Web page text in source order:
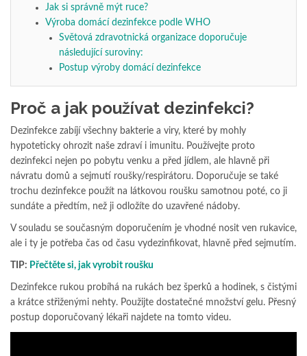
Jak si správně mýt ruce?
Výroba domácí dezinfekce podle WHO
Světová zdravotnická organizace doporučuje
následující suroviny:
Postup výroby domácí dezinfekce
Proč a jak používat dezinfekci?
Dezinfekce zabíjí všechny bakterie a viry, které by mohly
hypoteticky ohrozit naše zdraví i imunitu. Používejte proto
dezinfekci nejen po pobytu venku a před jídlem, ale hlavně při
návratu domů a sejmutí roušky/respirátoru. Doporučuje se také
trochu dezinfekce použít na látkovou roušku samotnou poté, co ji
sundáte a předtím, než ji odložíte do uzavřené nádoby.
V souladu se současným doporučením je vhodné nosit ven rukavice,
ale i ty je potřeba čas od času vydezinfikovat, hlavně před sejmutím.
TIP: Přečtěte si, jak vyrobit roušku
Dezinfekce rukou probíhá na rukách bez šperků a hodinek, s čistými
a krátce střiženými nehty. Použijte dostatečné množství gelu. Přesný
postup doporučovaný lékaři najdete na tomto videu.